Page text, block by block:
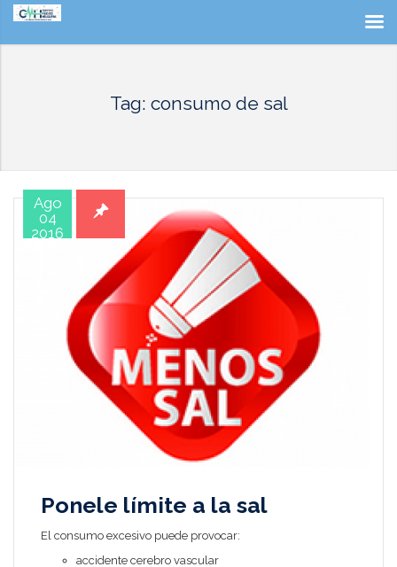
Tag: consumo de sal
Ago
04
2016
Ponele límite a la sal
El consumo excesivo puede provocar:
accidente cerebro vascular